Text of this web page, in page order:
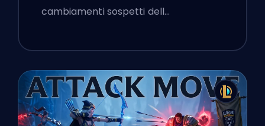
cambiamenti sospetti dell…